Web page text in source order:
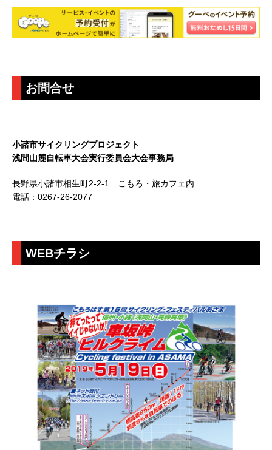
お問合せ
小諸市サイクリングプロジェクト
浅間山麓自転車大会実行委員会大会事務局
長野県小諸市相生町2-2-1 こもろ・旅カフェ内
電話：0267-26-2077
WEBチラシ